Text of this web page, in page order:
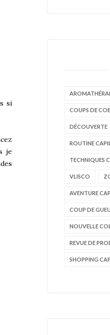
si
je
COUPS DE
DÉCOUVERTE
ROUTINE
TECHNIQUES
VLISCO
AVENTURE
COUP DE
NOUVELLE
REVUE DE
SHOPPING